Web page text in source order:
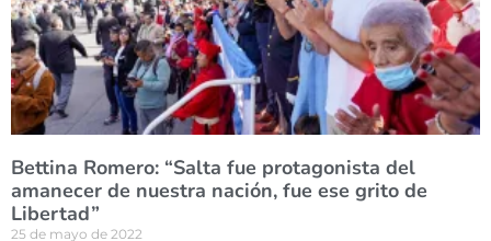
Bettina Romero: “Salta fue protagonista del
amanecer de nuestra nación, fue ese grito de
Libertad”
25 de mayo de 2022